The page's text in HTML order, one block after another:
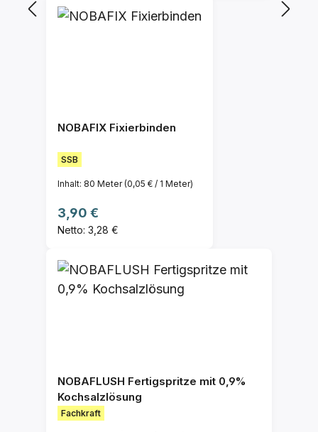
NOBAFIX Fixierbinden
SSB
Inhalt: 80 Meter(0,05 € / 1 Meter)
Regulärer Preis:
3,90 €
Netto: 3,28 €
NOBAFLUSH Fertigspritze mit 0,9%
Kochsalzlösung
Fachkraft